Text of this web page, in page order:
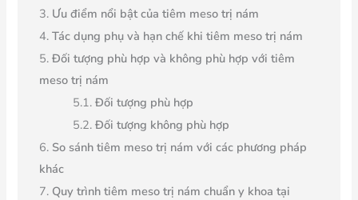
Ưu điểm nổi bật của tiêm meso trị nám
Tác dụng phụ và hạn chế khi tiêm meso trị nám
Đối tượng phù hợp và không phù hợp với tiêm
meso trị nám
Đối tượng phù hợp
Đối tượng không phù hợp
So sánh tiêm meso trị nám với các phương pháp
khác
Quy trình tiêm meso trị nám chuẩn y khoa tại